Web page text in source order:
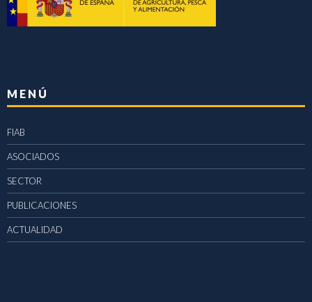
MENÚ
FIAB
ASOCIADOS
SECTOR
PUBLICACIONES
ACTUALIDAD